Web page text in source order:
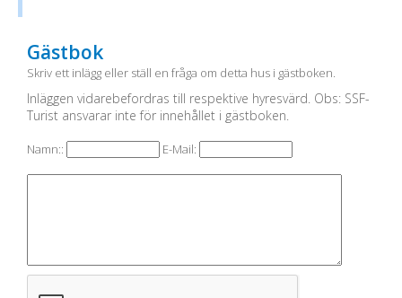
Gästbok
Skriv ett inlägg eller ställ en fråga om detta hus i gästboken.
Inläggen vidarebefordras till respektive hyresvärd. Obs: SSF-
Turist ansvarar inte för innehållet i gästboken.
Namn:: E-Mail: